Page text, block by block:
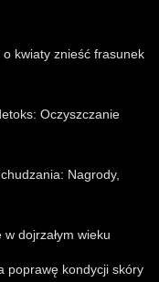
kwiaty znieść frasunek
Oczyszczanie
Nagrody,
dojrzałym wieku
poprawę kondycji skóry